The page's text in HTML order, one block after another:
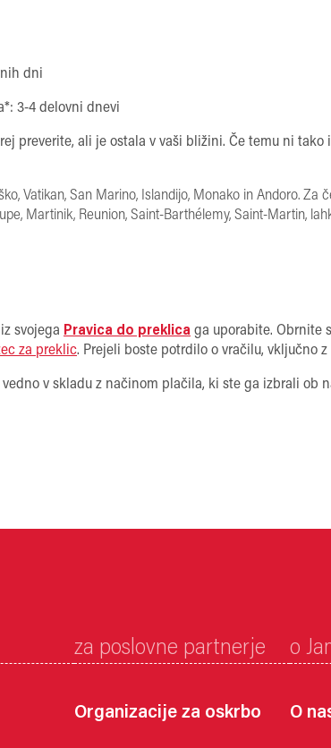
dni
3-4 delovni dnevi
preverite, ali je ostala v vaši bližini. Če temu ni
Vatikan, San Marino, Islandijo, Monako in Andoro. Za
Martinik, Reunion, Saint-Barthélemy, Saint-Martin,
svojega Pravica do preklica ga uporabite. Obrnite
za preklic. Prejeli boste potrdilo o vračilu, vključno
v skladu z načinom plačila, ki ste ga izbrali ob
za poslovne partnerje
Organizacije za oskrbo
o
O